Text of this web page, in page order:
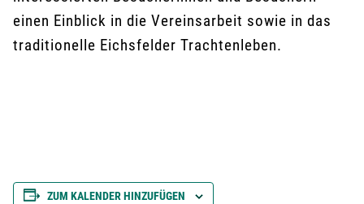
einen Einblick in die Vereinsarbeit sowie in das
traditionelle Eichsfelder Trachtenleben.
ZUM KALENDER HINZUFÜGEN